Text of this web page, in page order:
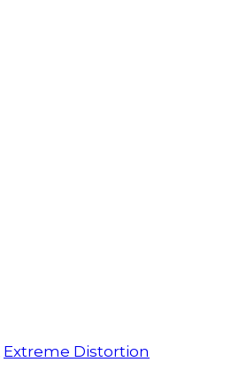
Extreme Distortion